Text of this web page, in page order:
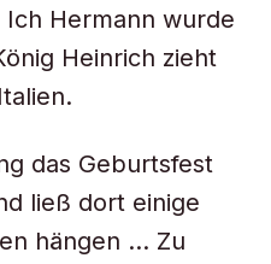
Hermann wurde
Heinrich zieht
das Geburtsfest
ließ dort einige
hängen … Zu